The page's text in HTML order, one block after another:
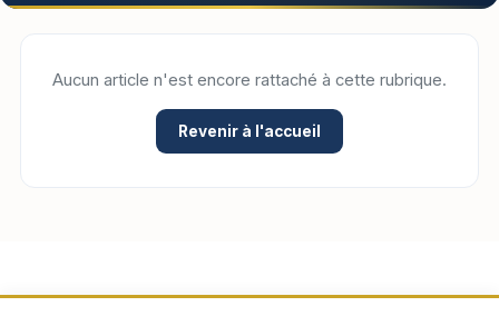
Aucun article n'est encore rattaché à cette rubrique.
Revenir à l'accueil